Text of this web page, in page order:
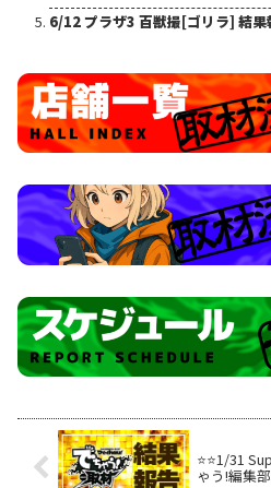
6/12 プラザ3 百獣撮[ゴリラ] 結果
⭐️⭐️1/31
ゃう!編集